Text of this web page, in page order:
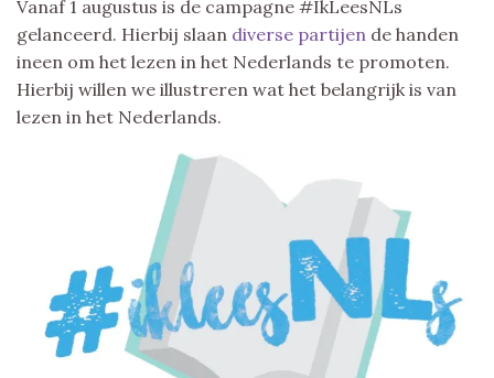
Vanaf 1 augustus is de campagne #IkLeesNLs
gelanceerd. Hierbij slaan diverse partijen de handen
ineen om het lezen in het Nederlands te promoten.
Hierbij willen we illustreren wat het belangrijk is van
lezen in het Nederlands.